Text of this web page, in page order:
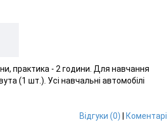
практика - 2 години. Для навчання
(1 шт.). Усі навчальні автомобілі
Відгуки (0) Коментарі